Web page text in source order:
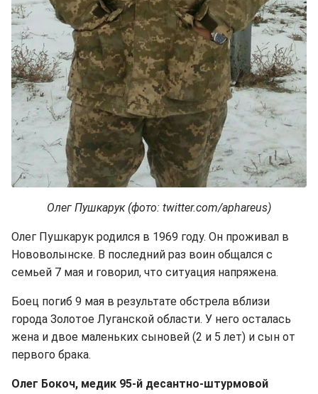
Олег Пушкарук (фото: twitter.com/aphareus)
Олег Пушкарук родился в 1969 году. Он проживал в
Нововолынске. В последний раз воин общался с
семьей 7 мая и говорил, что ситуация напряжена.
Боец погиб 9 мая в результате обстрела вблизи
города Золотое Луганской области. У него осталась
жена и двое маленьких сыновей (2 и 5 лет) и сын от
первого брака.
Олег Бокоч, медик 95-й десантно-штурмовой